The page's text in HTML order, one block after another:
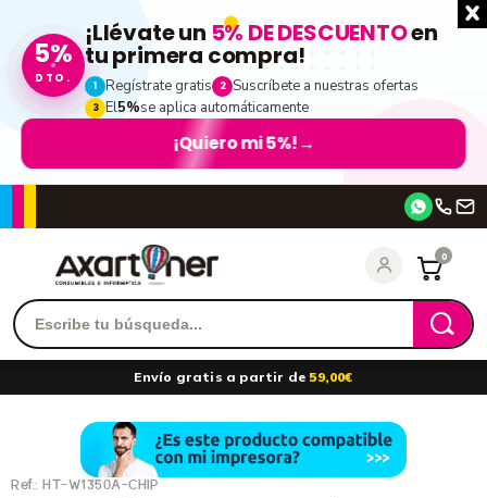
5%
DTO.
¡Llévate un 5% DE DESCUENTOen
tu primera compra!
1 Regístrate gratis 2 Suscríbete a nuestras ofertas
3 El5%se aplica automáticamente
¡Quiero mi 5%! →
entrar
0
Envío gratis a partir de 59,00€
Ref.: HT-W1350A-CHIP